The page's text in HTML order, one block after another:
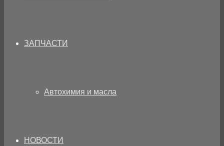
ЗАПЧАСТИ
Автохимия и масла
НОВОСТИ